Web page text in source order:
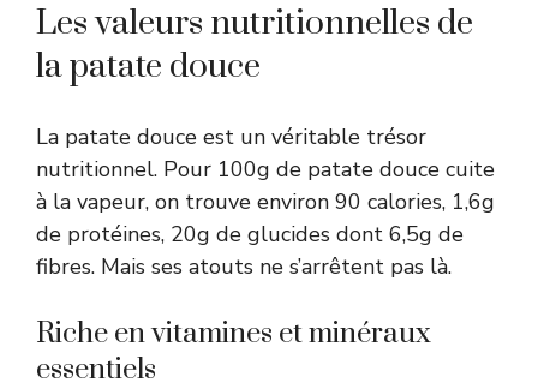
Les valeurs nutritionnelles de
la patate douce
La patate douce est un véritable trésor
nutritionnel. Pour 100g de patate douce cuite
à la vapeur, on trouve environ 90 calories, 1,6g
de protéines, 20g de glucides dont 6,5g de
fibres. Mais ses atouts ne s’arrêtent pas là.
Riche en vitamines et minéraux
essentiels